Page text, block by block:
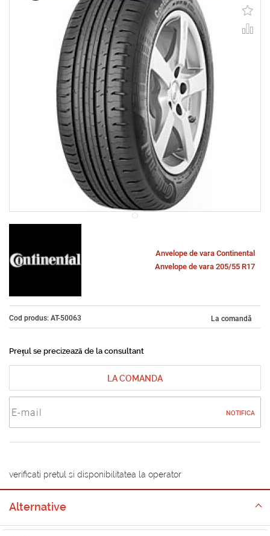
Anvelope de vara Continental
Anvelope de vara 205/55 R17
Cod produs: AT-50063 La comandă
Prețul se precizează de la consultant
LA COMANDA
NOTIFICA
verificati pretul si disponibilitatea la operator
Alternative